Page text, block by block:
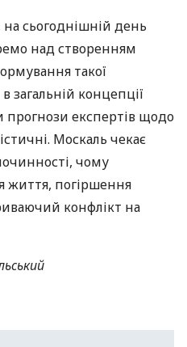
сьогоднішній день
над створенням
такої
загальній концепції
прогнози експертів щодо
Москаль чекає
чому
життя, погіршення
конфлікт на